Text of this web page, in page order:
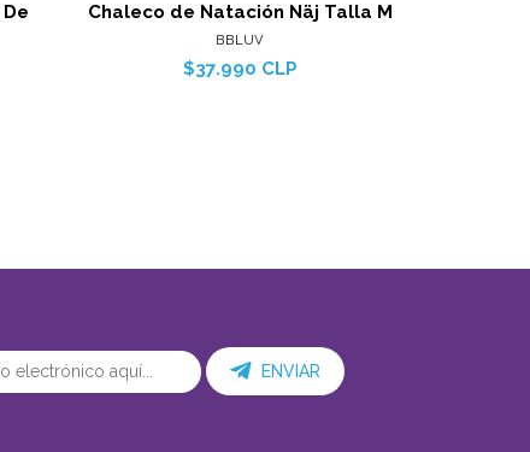
Chaleco de Natación Näj Talla M
BBLUV
$37.990 CLP
ENVIAR